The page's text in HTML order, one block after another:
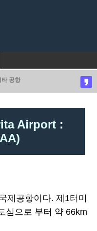
타 공항
Airport :
제공항이다. 제1터미
심으로 부터 약 66km